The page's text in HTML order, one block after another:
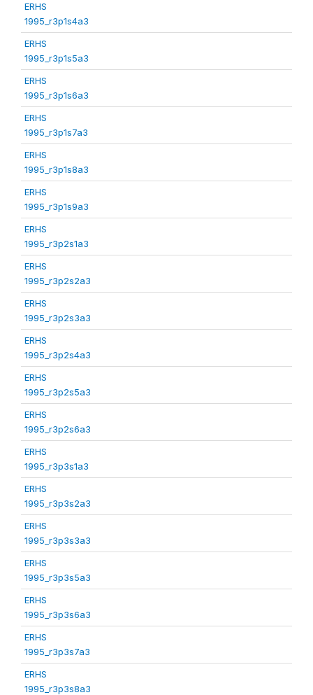
ERHS
1995_r3p1s4a3
ERHS
1995_r3p1s5a3
ERHS
1995_r3p1s6a3
ERHS
1995_r3p1s7a3
ERHS
1995_r3p1s8a3
ERHS
1995_r3p1s9a3
ERHS
1995_r3p2s1a3
ERHS
1995_r3p2s2a3
ERHS
1995_r3p2s3a3
ERHS
1995_r3p2s4a3
ERHS
1995_r3p2s5a3
ERHS
1995_r3p2s6a3
ERHS
1995_r3p3s1a3
ERHS
1995_r3p3s2a3
ERHS
1995_r3p3s3a3
ERHS
1995_r3p3s5a3
ERHS
1995_r3p3s6a3
ERHS
1995_r3p3s7a3
ERHS
1995_r3p3s8a3